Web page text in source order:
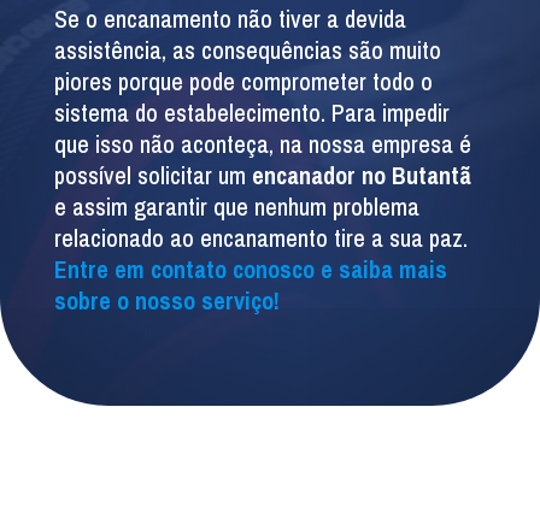
Se o encanamento não tiver a devida
assistência, as consequências são muito
piores porque pode comprometer todo o
sistema do estabelecimento. Para impedir
que isso não aconteça, na nossa empresa é
possível solicitar um encanador no Butantã
e assim garantir que nenhum problema
relacionado ao encanamento tire a sua paz.
Entre em contato conosco e saiba mais
sobre o nosso serviço!